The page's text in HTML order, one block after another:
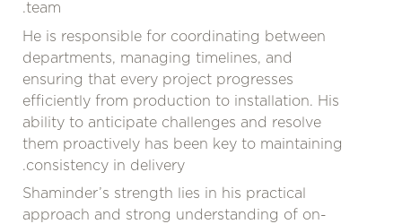
team.
He is responsible for coordinating between
departments, managing timelines, and
ensuring that every project progresses
efficiently from production to installation. His
ability to anticipate challenges and resolve
them proactively has been key to maintaining
consistency in delivery.
Shaminder’s strength lies in his practical
approach and strong understanding of on-